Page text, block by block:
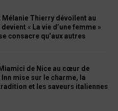
Mélanie Thierry dévoilent au
« La vie d’une femme »
consacre qu’aux autres
de Nice au cœur de
Inn mise sur le charme, la
et les saveurs italiennes